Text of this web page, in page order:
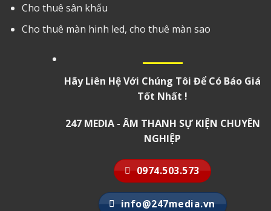
Cho thuê sân khấu
Cho thuê màn hinh led, cho thuê màn sao
Hãy Liên Hệ Với Chúng Tôi Để Có Báo Giá
Tốt Nhất !
247 MEDIA - ÂM THANH SỰ KIỆN CHUYÊN
NGHIỆP
0974.503.573
info@247media.vn